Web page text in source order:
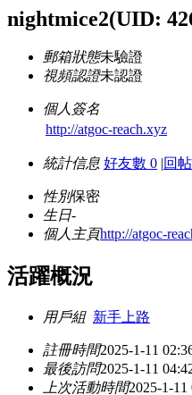
nightmice2(UID:
郵箱狀態未驗證
視頻認證未認證
個人簽名
http://atgoc-reach.xyz
統計信息 好友數 0 |回
性別保密
生日-
個人主頁http://atgoc-
活躍概況
用戶組 新手上路
註冊時間2025-1-11
最後訪問2025-1-11
上次活動時間2025-1-11